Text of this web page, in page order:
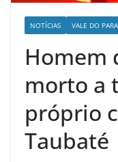
NOTÍCIAS VALE DO
Homem
morto a
próprio
Taubaté